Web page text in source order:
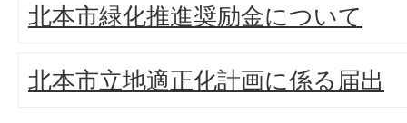
北本市緑化推進奨励金について
北本市立地適正化計画に係る届出